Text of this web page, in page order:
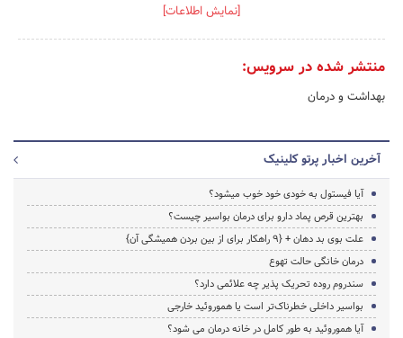
[نمایش اطلاعات]
منتشر شده در سرویس:
بهداشت و درمان
آخرین اخبار پرتو کلینیک
آیا فیستول به خودی خود خوب میشود؟
بهترین قرص پماد دارو برای درمان بواسیر چیست؟
علت بوی بد دهان + {9 راهکار برای از بین بردن همیشگی آن}
درمان خانگی حالت تهوع
سندروم روده تحریک پذیر چه علائمی دارد؟
بواسیر داخلی خطرناک‌تر است یا هموروئید خارجی
آیا هموروئید به طور کامل در خانه درمان می شود؟